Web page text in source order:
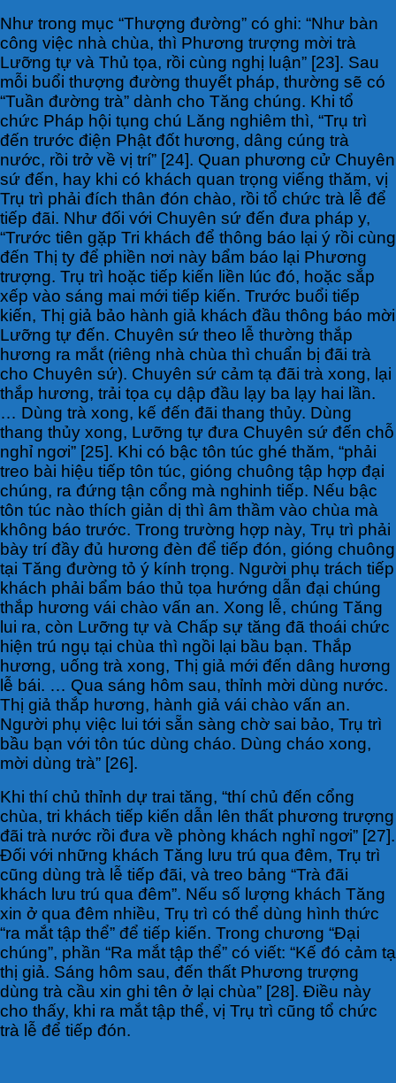
Như trong mục “Thượng đường” có ghi: “Như bàn
công việc nhà chùa, thì Phương trượng mời trà
Lưỡng tự và Thủ tọa, rồi cùng nghị luận” [23]. Sau
mỗi buổi thượng đường thuyết pháp, thường sẽ có
“Tuần đường trà” dành cho Tăng chúng. Khi tổ
chức Pháp hội tụng chú Lăng nghiêm thì, “Trụ trì
đến trước điện Phật đốt hương, dâng cúng trà
nước, rồi trở về vị trí” [24]. Quan phương cử Chuyên
sứ đến, hay khi có khách quan trọng viếng thăm, vị
Trụ trì phải đích thân đón chào, rồi tổ chức trà lễ để
tiếp đãi. Như đối với Chuyên sứ đến đưa pháp y,
“Trước tiên gặp Tri khách để thông báo lại ý rồi cùng
đến Thị ty để phiền nơi này bẩm báo lại Phương
trượng. Trụ trì hoặc tiếp kiến liền lúc đó, hoặc sắp
xếp vào sáng mai mới tiếp kiến. Trước buổi tiếp
kiến, Thị giả bảo hành giả khách đầu thông báo mời
Lưỡng tự đến. Chuyên sứ theo lễ thường thắp
hương ra mắt (riêng nhà chùa thì chuẩn bị đãi trà
cho Chuyên sứ). Chuyên sứ cảm tạ đãi trà xong, lại
thắp hương, trải tọa cụ dập đầu lạy ba lạy hai lần.
… Dùng trà xong, kế đến đãi thang thủy. Dùng
thang thủy xong, Lưỡng tự đưa Chuyên sứ đến chỗ
nghỉ ngơi” [25]. Khi có bậc tôn túc ghé thăm, “phải
treo bài hiệu tiếp tôn túc, gióng chuông tập hợp đại
chúng, ra đứng tận cổng mà nghinh tiếp. Nếu bậc
tôn túc nào thích giản dị thì âm thầm vào chùa mà
không báo trước. Trong trường hợp này, Trụ trì phải
bày trí đầy đủ hương đèn để tiếp đón, gióng chuông
tại Tăng đường tỏ ý kính trọng. Người phụ trách tiếp
khách phải bẩm báo thủ tọa hướng dẫn đại chúng
thắp hương vái chào vấn an. Xong lễ, chúng Tăng
lui ra, còn Lưỡng tự và Chấp sự tăng đã thoái chức
hiện trú ngụ tại chùa thì ngồi lại bầu bạn. Thắp
hương, uống trà xong, Thị giả mới đến dâng hương
lễ bái. … Qua sáng hôm sau, thỉnh mời dùng nước.
Thị giả thắp hương, hành giả vái chào vấn an.
Người phụ việc lui tới sẵn sàng chờ sai bảo, Trụ trì
bầu bạn với tôn túc dùng cháo. Dùng cháo xong,
mời dùng trà” [26].
Khi thí chủ thỉnh dự trai tăng, “thí chủ đến cổng
chùa, tri khách tiếp kiến dẫn lên thất phương trượng
đãi trà nước rồi đưa về phòng khách nghỉ ngơi” [27].
Đối với những khách Tăng lưu trú qua đêm, Trụ trì
cũng dùng trà lễ tiếp đãi, và treo bảng “Trà đãi
khách lưu trú qua đêm”. Nếu số lượng khách Tăng
xin ở qua đêm nhiều, Trụ trì có thể dùng hình thức
“ra mắt tập thể” để tiếp kiến. Trong chương “Đại
chúng”, phần “Ra mắt tập thể” có viết: “Kế đó cảm tạ
thị giả. Sáng hôm sau, đến thất Phương trượng
dùng trà cầu xin ghi tên ở lại chùa” [28]. Điều này
cho thấy, khi ra mắt tập thể, vị Trụ trì cũng tổ chức
trà lễ để tiếp đón.